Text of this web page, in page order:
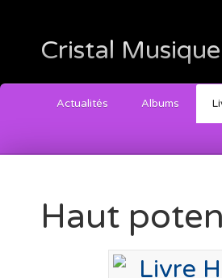
Cristal Musique
Actualités Albums
Haut